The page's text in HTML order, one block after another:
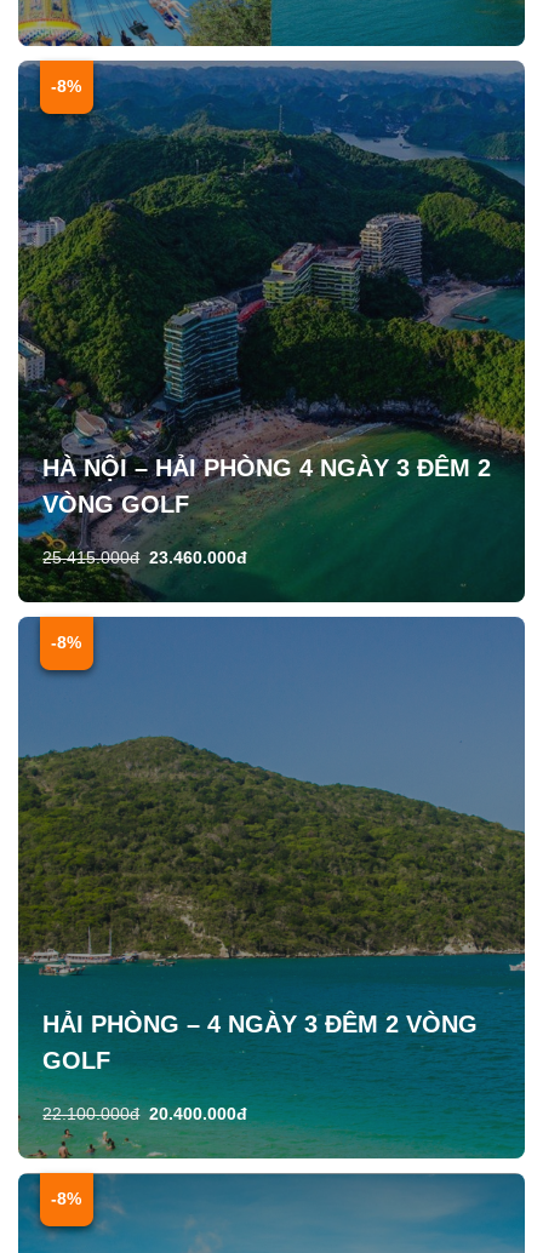
-8%
HÀ NỘI – HẢI PHÒNG 4 NGÀY 3 ĐÊM 2
VÒNG GOLF
25.415.000đ 23.460.000đ
-8%
HẢI PHÒNG – 4 NGÀY 3 ĐÊM 2 VÒNG
GOLF
22.100.000đ 20.400.000đ
-8%